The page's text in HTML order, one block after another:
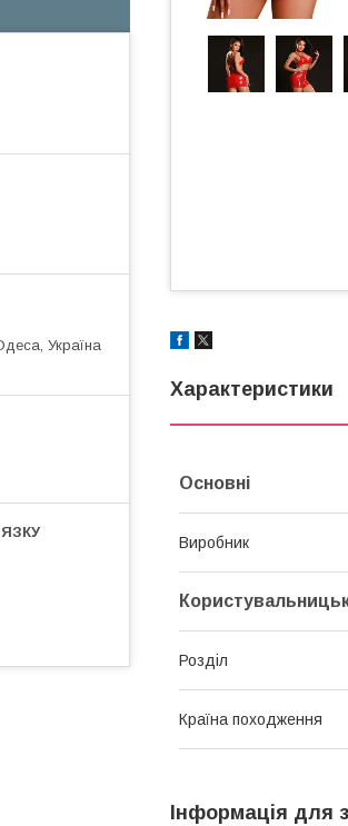
Характеристики
Основні
Виробник
Розділ
Країна походження
Інформація для
Україна